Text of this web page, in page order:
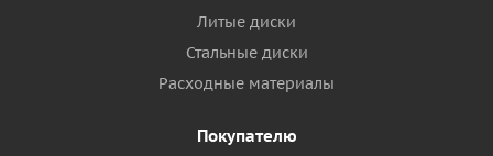
Литые диски
Стальные диски
Расходные материалы
Покупателю